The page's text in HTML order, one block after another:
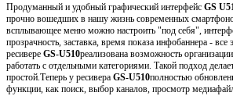
Продуманный и удобный графический интерфейс GS
прочно вошедших в нашу жизнь современных
всплывающее меню можно настроить "под себя",
прозрачность, заставка, время показа инфобаннера -
ресивере GS-U510реализована возможность
работать с отдельными категориями. Такой подход
простой.Теперь у ресивера GS-U510полностью
функции, как поиск, выбор каналов, просмотр